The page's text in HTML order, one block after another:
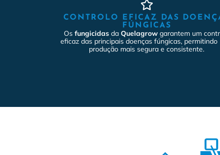
CONTROLO EFICAZ DAS
FÚNGICAS
Os fungicidas da Quelagrow garantem um
eficaz das principais doenças fúngicas, permitindo
produção mais segura e consistente.